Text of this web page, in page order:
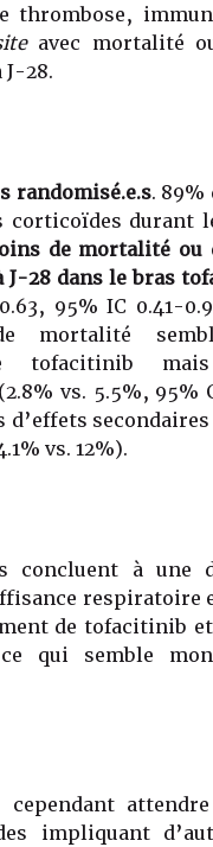
thrombose,
avec mortalité
28.
randomisé.e.s. 89%
corticoïdes durant
de mortalité ou
J-28 dans le bras
95% IC 0.41-
mortalité
tofacitinib
vs. 5.5%, 95%
d’effets
vs. 12%).
concluent à une
respiratoire
de tofacitinib
qui semble
cependant
impliquant